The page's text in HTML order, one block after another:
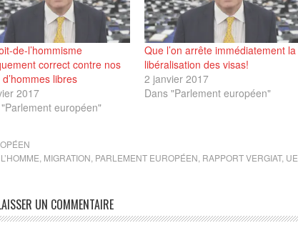
de-l’hommisme
correct contre nos
libres
2017
européen"
Que l’on arrête immédiatement la
libéralisation des visas!
2 janvier 2017
Dans "Parlement européen"
MIGRATION PARLEMENT EUROPÉEN RAPPORT VERGIAT, UE
UN COMMENTAIRE